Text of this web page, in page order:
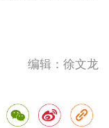
编辑：徐文龙